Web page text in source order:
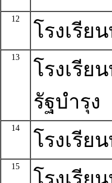
12
โรงเรีย
13
โรงเรีย
รัฐบำรุง
14
โรงเรีย
15
โรงเรีย